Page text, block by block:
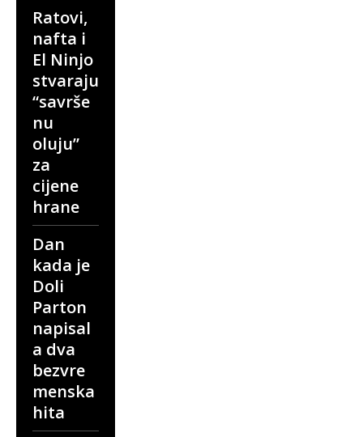
Ratovi,
nafta i
El Ninjo
stvaraju
“savrše
nu
oluju”
za
cijene
hrane
Dan
kada je
Doli
Parton
napisal
a dva
bezvre
menska
hita